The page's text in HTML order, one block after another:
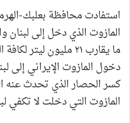
ما يقارب ٢١ مليون
دخول المازوت الإيراني إلى
كسر الحصار الذي تحدث عنه
المازوت التي دخلت لا تكفي